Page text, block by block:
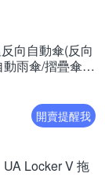
向自動傘(反向
雨傘/摺疊傘降
開賣提醒我
UA Locker V 拖